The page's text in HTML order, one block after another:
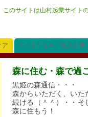
このサイトは山村起業サイト
ア インタビュー「先人に学
森に住む・森で過
黒姫の森通信・・・
森からいただく、いた
続ける（＾＾）・・そ
森に住もう！